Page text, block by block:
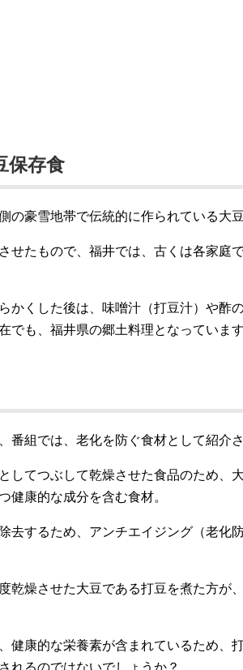
保存食
の豪雪地帯で伝統的に作られている大豆
せたもので、福井では、古くは各家庭
かくした後は、味噌汁（打豆汁）や酢
でも、福井県の郷土料理となっています
番組では、老化を防ぐ食材として紹介さ
してつぶして乾燥させた食品のため、
健康的な成分を含む食材。
去するため、アンチエイジング（老化
乾燥させた大豆である打豆を煮た方が
健康的な栄養素が含まれているため、
れるのではないでしょうか？